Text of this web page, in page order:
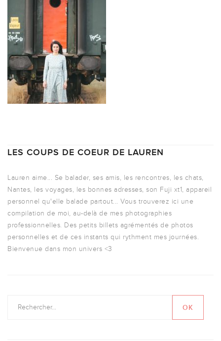
LES COUPS DE COEUR DE LAUREN
Lauren aime... Se balader, ses amis, les rencontres, les chats,
Nantes, les voyages, les bonnes adresses, son Fuji xt1, appareil
personnel qu'elle balade partout... Vous trouverez ici une
compilation de moi, au-delà de mes photographies
professionnelles. Des petits billets agrémentés de photos
personnelles et de ces instants qui rythment mes journées.
Bienvenue dans mon univers <3